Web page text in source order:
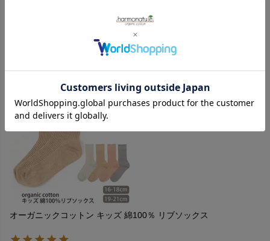
オーガニックコットン キッズ 綿100％ リブソックス